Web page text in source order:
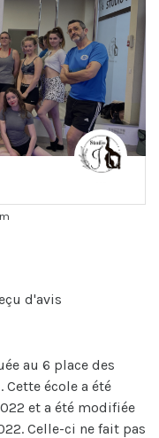
d'avis
au 6 place des
Cette école a été
et a été modifiée
Celle-ci ne fait pas